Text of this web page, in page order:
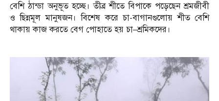
বেশি ঠান্ডা অনুভূত হচ্ছে। তীব্র শীতে বিপাকে পড়েছেন শ্রমজীবী
ও ছিন্নমূল মানুষজন। বিশেষ করে চা-বাগানগুলোয় শীত বেশি
থাকায় কাজ করতে বেগ পোহাতে হয় চা–শ্রমিকদের।